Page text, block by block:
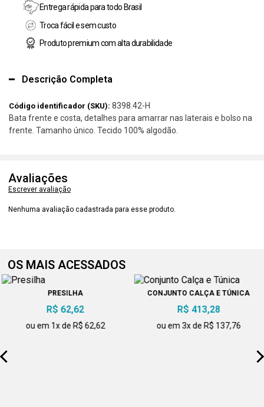
Entrega rápida para todo Brasil
Troca fácil e sem custo
Produto premium com alta durabilidade
Descrição Completa
Código identificador (SKU): 8398.42-H
Bata frente e costa, detalhes para amarrar nas laterais e bolso na
frente. Tamanho único. Tecido 100% algodão.
Avaliações
Escrever avaliação
Nenhuma avaliação cadastrada para esse produto.
OS MAIS ACESSADOS
PRESILHA
R$ 62,62
ou em 1x de R$ 62,62
CONJUNTO CALÇA E TÚNICA
R$ 413,28
ou em 3x de R$ 137,76